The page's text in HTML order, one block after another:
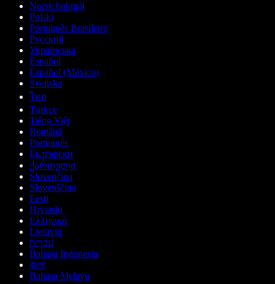
Norsk bokmål
Polski
Português Brasileiro
Русский
Українська
Español
Español (México)
Svenska
ไทย
Türkçe
Tiếng Việt
Română
Português
Български
ქართული
Slovenčina
Slovenščina
Eesti
Hrvatski
Ελληνικά
Lietuvių
עברית
Bahasa Indonesia
বাংলা
Bahasa Melayu